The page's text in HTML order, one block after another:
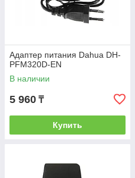
Адаптер питания Dahua DH-
PFM320D-EN
В наличии
5 960 ₸
Купить